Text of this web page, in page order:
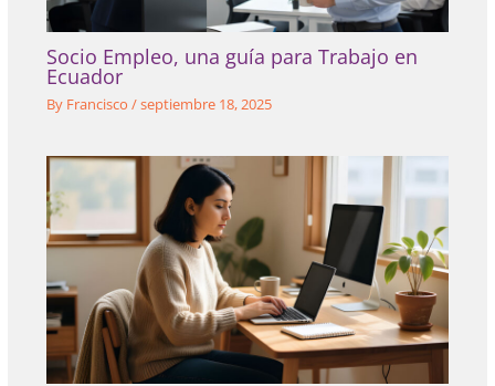
Socio Empleo, una guía para Trabajo en
Ecuador
By Francisco /septiembre 18, 2025